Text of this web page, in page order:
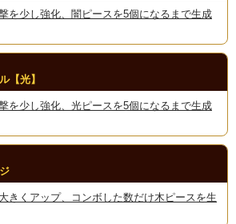
を少し強化、闇ピースを5個になるまで生成
【光】
を少し強化、光ピースを5個になるまで生成
きくアップ、コンボした数だけ木ピースを生